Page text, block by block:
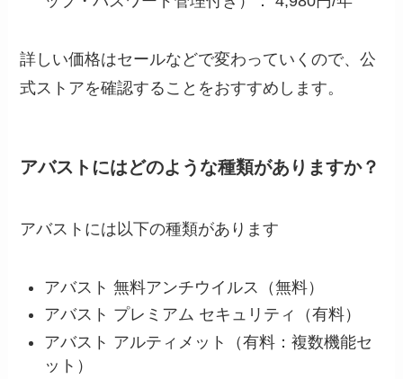
詳しい価格はセールなどで変わっていくので、公
式ストアを確認することをおすすめします。
アバストにはどのような種類がありますか？
アバストには以下の種類があります
アバスト 無料アンチウイルス（無料）
アバスト プレミアム セキュリティ（有料）
アバスト アルティメット（有料：複数機能セ
ット）